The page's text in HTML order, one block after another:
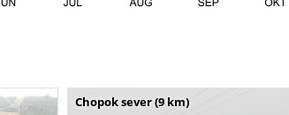
Chopok sever (9 km)